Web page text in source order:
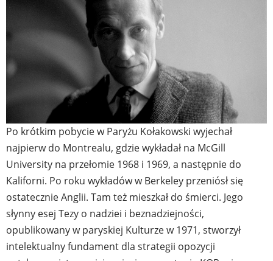
Po krótkim pobycie w Paryżu Kołakowski wyjechał
najpierw do Montrealu, gdzie wykładał na McGill
University na przełomie 1968 i 1969, a następnie do
Kaliforni. Po roku wykładów w Berkeley przeniósł się
ostatecznie Anglii. Tam też mieszkał do śmierci. Jego
słynny esej Tezy o nadziei i beznadziejności,
opublikowany w paryskiej Kulturze w 1971, stworzył
intelektualny fundament dla strategii opozycji